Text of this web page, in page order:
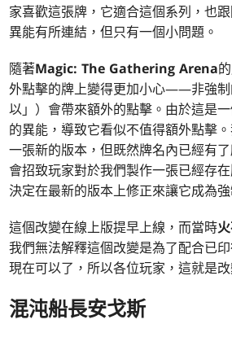
家喜歡這張牌，它適合這個系列，也
異能有所連結，但只有一個小問題。
隨著Magic: The Gathering Arena
外點擊的牌上變得更加小心——非強
以」）會帶來額外的點擊。由於這是
的異能，導致它看似不值得額外點擊
一張新的版本，但既然牌名內已經有
會招致玩家對於我們製作一張已經存
決定在最新的版本上修正來讓它成為強
這個改變在線上版提早上線，而當時
我們無法解釋這個改變是為了配合已
現在可以了，所以各位玩家，這就是改
混沌船長安戈斯